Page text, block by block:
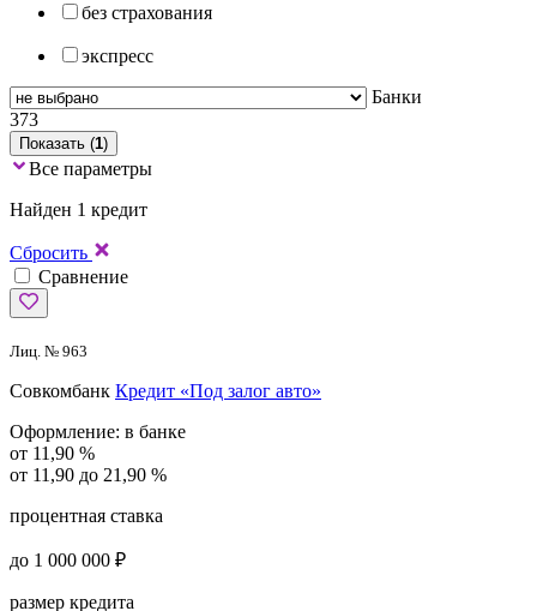
без страхования
экспресс
Банки
373
Показать (1)
Все параметры
Найден 1 кредит
Сбросить
Сравнение
Лиц. № 963
Совкомбанк Кредит «Под залог авто»
Оформление: в банке
от 11,90 %
от 11,90 до 21,90 %
процентная ставка
до 1 000 000 ₽
размер кредита